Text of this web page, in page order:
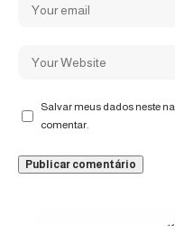
Salvar meus dados neste
comentar.